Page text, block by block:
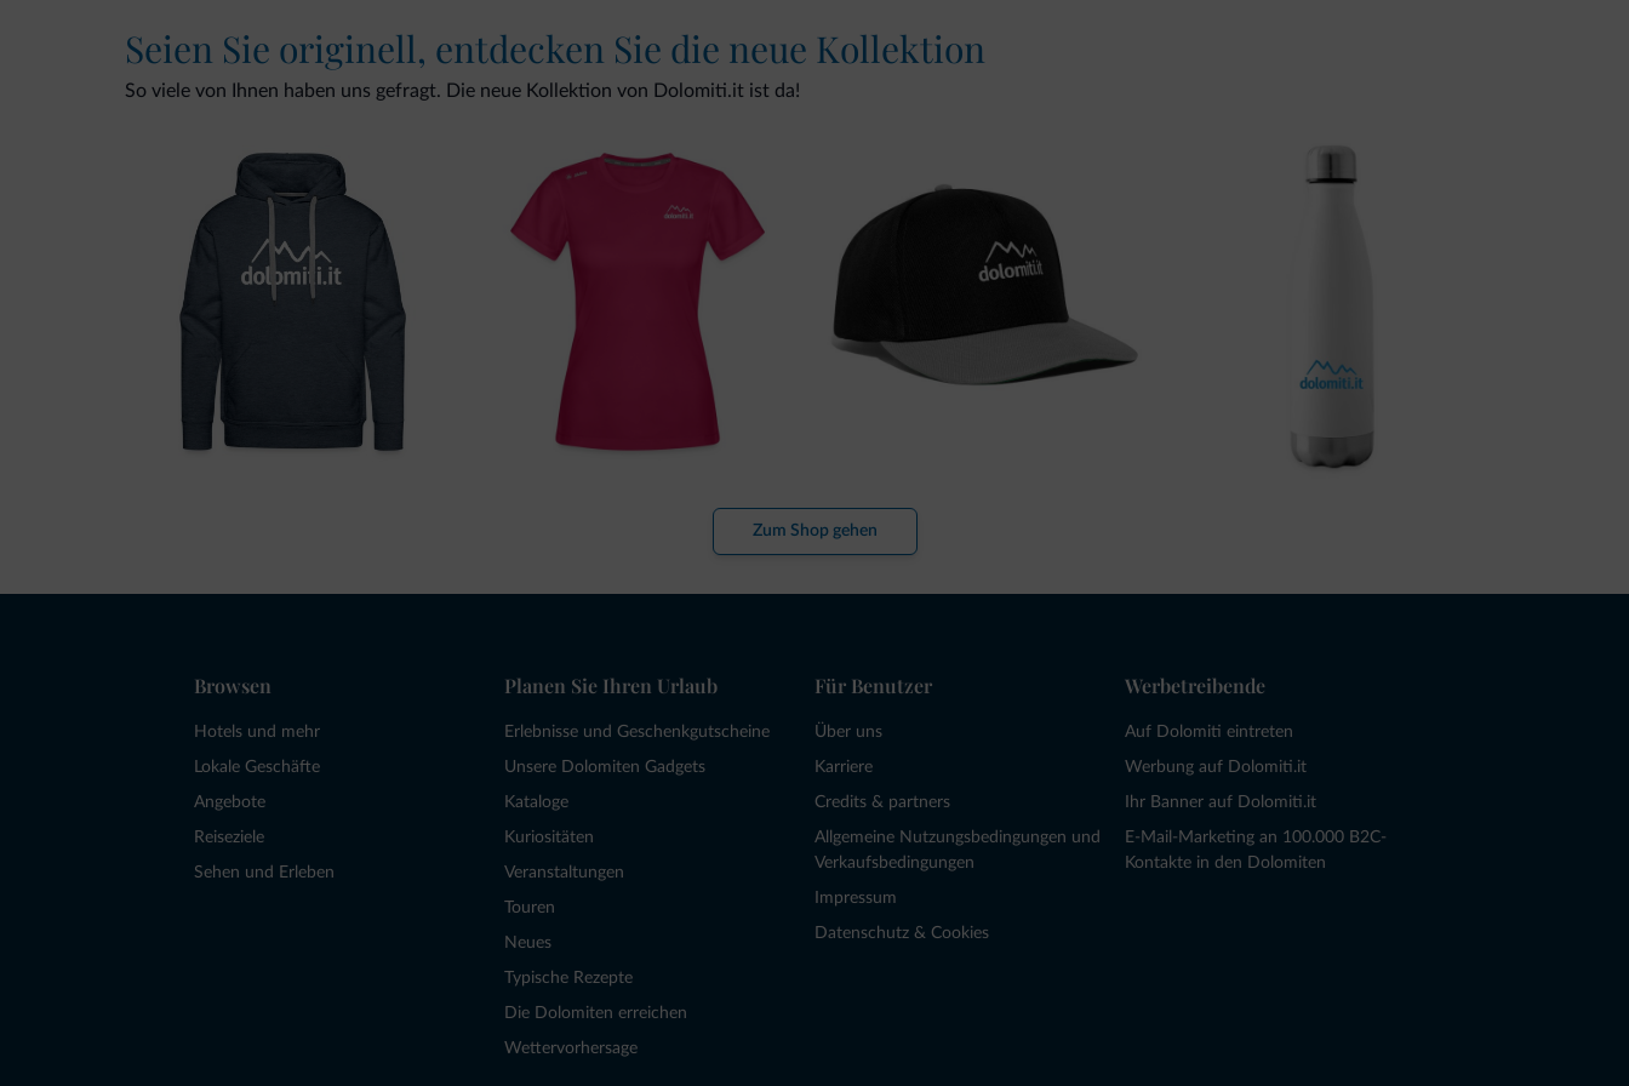
Seien Sie originell, entdecken Sie die neue Kollektion
So viele von Ihnen haben uns gefragt. Die neue Kollektion von Dolomiti.it ist da!
Zum Shop gehen
Browsen
Hotels und mehr
Lokale Geschäfte
Angebote
Reiseziele
Sehen und Erleben
Planen Sie Ihren Urlaub
Erlebnisse und Geschenkgutscheine
Unsere Dolomiten Gadgets
Kataloge
Kuriositäten
Veranstaltungen
Touren
Neues
Typische Rezepte
Die Dolomiten erreichen
Wettervorhersage
Für Benutzer
Über uns
Karriere
Credits & partners
Allgemeine Nutzungsbedingungen und
Verkaufsbedingungen
Impressum
Datenschutz & Cookies
Werbetreibende
Auf Dolomiti eintreten
Werbung auf Dolomiti.it
Ihr Banner auf Dolomiti.it
E-Mail-Marketing an 100.000 B2C-
Kontakte in den Dolomiten